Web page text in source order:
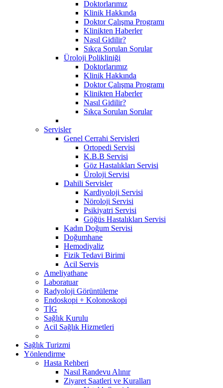
Doktorlarımız
Klinik Hakkında
Doktor Çalışma Programı
Klinikten Haberler
Nasıl Gidilir?
Sıkça Sorulan Sorular
Üroloji Polikliniği
Doktorlarımız
Klinik Hakkında
Doktor Çalışma Programı
Klinikten Haberler
Nasıl Gidilir?
Sıkça Sorulan Sorular
Servisler
Genel Cerrahi Servisleri
Ortopedi Servisi
K.B.B Servisi
Göz Hastalıkları Servisi
Üroloji Servisi
Dahili Servisler
Kardiyoloji Servisi
Nöroloji Servisi
Psikiyatri Servisi
Göğüs Hastalıkları Servisi
Kadın Doğum Servisi
Doğumhane
Hemodiyaliz
Fizik Tedavi Birimi
Acil Servis
Ameliyathane
Laboratuar
Radyoloji Görüntüleme
Endoskopi + Kolonoskopi
TİG
Sağlık Kurulu
Acil Sağlık Hizmetleri
Sağlık Turizmi
Yönlendirme
Hasta Rehberi
Nasıl Randevu Alınır
Ziyaret Saatleri ve Kuralları